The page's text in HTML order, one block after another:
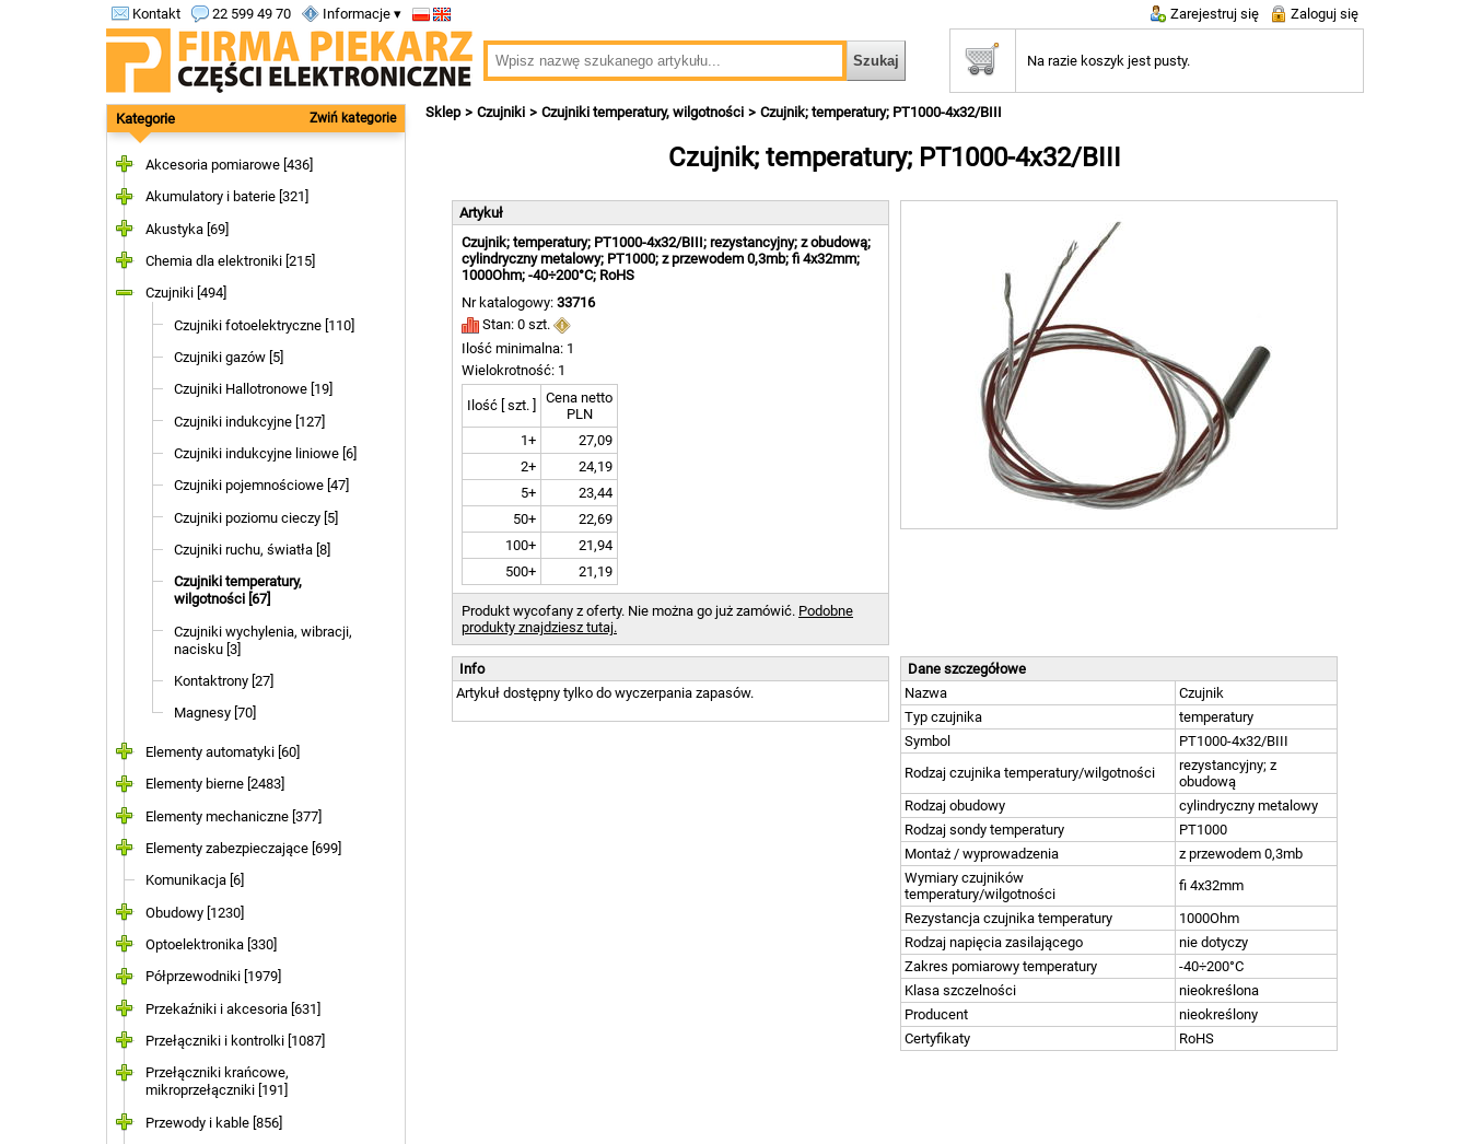
Kontakt 22 599 49 70 Informacje ▾ Zarejestruj się Zaloguj się
Na razie koszyk jest pusty.
Kategorie Zwiń kategorie
Akcesoria pomiarowe [436]
Akumulatory i baterie [321]
Akustyka [69]
Chemia dla elektroniki [215]
Czujniki [494]
Czujniki fotoelektryczne [110]
Czujniki gazów [5]
Czujniki Hallotronowe [19]
Czujniki indukcyjne [127]
Czujniki indukcyjne liniowe [6]
Czujniki pojemnościowe [47]
Czujniki poziomu cieczy [5]
Czujniki ruchu, światła [8]
Czujniki temperatury,
wilgotności [67]
Czujniki wychylenia, wibracji,
nacisku [3]
Kontaktrony [27]
Magnesy [70]
Elementy automatyki [60]
Elementy bierne [2483]
Elementy mechaniczne [377]
Elementy zabezpieczające [699]
Komunikacja [6]
Obudowy [1230]
Optoelektronika [330]
Półprzewodniki [1979]
Przekaźniki i akcesoria [631]
Przełączniki i kontrolki [1087]
Przełączniki krańcowe,
mikroprzełączniki [191]
Przewody i kable [856]
Sklep Czujniki Czujniki temperatury, wilgotności Czujnik; temperatury; PT1000-4x32/BIII
Czujnik; temperatury; PT1000-4x32/BIII
Artykuł
Czujnik; temperatury; PT1000-4x32/BIII; rezystancyjny; z obudową;
cylindryczny metalowy; PT1000; z przewodem 0,3mb; fi 4x32mm;
1000Ohm; -40÷200°C; RoHS
Nr katalogowy: 33716
Stan: 0 szt.
Ilość minimalna: 1
Wielokrotność: 1
Ilość [ szt. ]
Cena netto
PLN
1+
27,09
2+
24,19
5+
23,44
50+
22,69
100+
21,94
500+
21,19
Produkt wycofany z oferty. Nie można go już zamówić. Podobne
produkty znajdziesz tutaj.
Info
Artykuł dostępny tylko do wyczerpania zapasów.
Dane szczegółowe
Nazwa
Czujnik
Typ czujnika
temperatury
Symbol
PT1000-4x32/BIII
Rodzaj czujnika temperatury/wilgotności
rezystancyjny; z
obudową
Rodzaj obudowy
cylindryczny metalowy
Rodzaj sondy temperatury
PT1000
Montaż / wyprowadzenia
z przewodem 0,3mb
Wymiary czujników
temperatury/wilgotności
fi 4x32mm
Rezystancja czujnika temperatury
1000Ohm
Rodzaj napięcia zasilającego
nie dotyczy
Zakres pomiarowy temperatury
-40÷200°C
Klasa szczelności
nieokreślona
Producent
nieokreślony
Certyfikaty
RoHS